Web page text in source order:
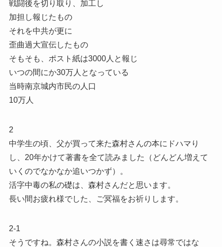
戦闘後を切り取り、加工し
加担し報じたもの
それを中共が更に
歪曲過大宣伝したもの
そもそも、ポスト紙は3000人と報じ
いつの間にか30万人となっている
当時南京城内市民の人口
10万人
2
中学生の頃、父が買って来た森村さんの本にドハマり
し、20年かけて著書を全て読みました（どんどん増えて
いくのでなかなか追いつかず）。
活字中毒の私の礎は、森村さんだと思います。
長い間お疲れ様でした、ご冥福をお祈りします。
2-1
そうですね。森村さんの小説を書く速さは尋常ではな